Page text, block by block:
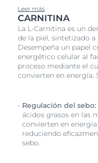
Leer más
CARNITINA
La L-Carnitina es un
de la piel, sintetizado
Desempeña un papel
energético celular al
proceso mediante el
convierten en energía.
Regulación del sebo:
ácidos grasos en las
convierten en
reduciendo
sebo.